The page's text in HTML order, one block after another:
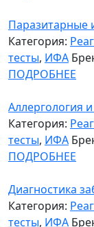
Паразитарные
Категория:
тесты, ИФА
ПОДРОБНЕЕ
Аллергология
Категория:
тесты, ИФА
ПОДРОБНЕЕ
Диагностика
Категория:
тесты, ИФА